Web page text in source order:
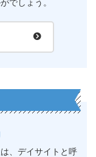
でしょう。
、デイサイトと呼